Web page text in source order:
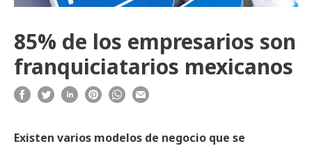
85% de los empresarios son
franquiciatarios mexicanos
Existen varios modelos de negocio que se